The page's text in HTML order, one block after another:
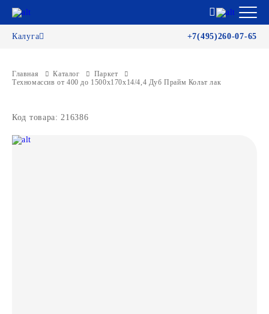
Калуга +7(495)260-07-65
Главная Каталог
Паркет
Техномассив от 400 до 1500х170х14/4,4 Дуб Прайм Кольт лак
Код товара: 216386